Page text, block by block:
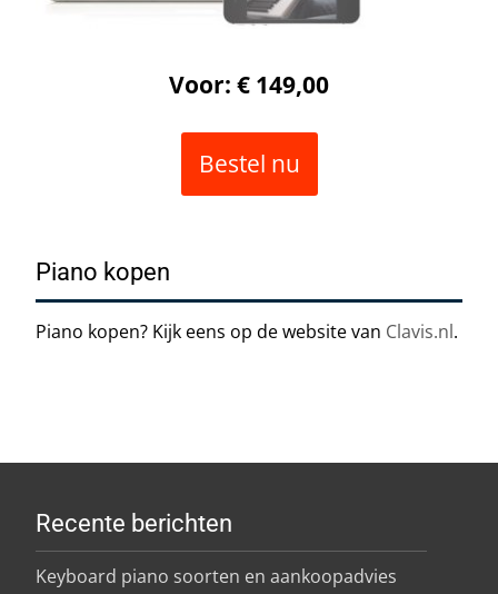
Voor: € 149,00
Bestel nu
Piano kopen
Piano kopen? Kijk eens op de website van Clavis.nl.
Recente berichten
Keyboard piano soorten en aankoopadvies